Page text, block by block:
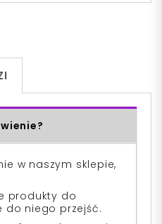
w naszym sklepie,
produkty do
do niego przejść.